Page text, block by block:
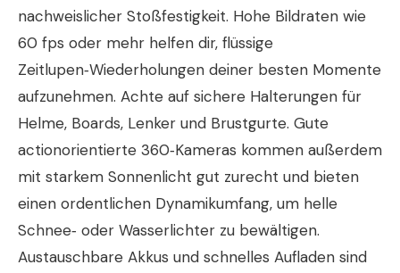
nachweislicher Stoßfestigkeit. Hohe Bildraten wie
60 fps oder mehr helfen dir, flüssige
Zeitlupen‑Wiederholungen deiner besten Momente
aufzunehmen. Achte auf sichere Halterungen für
Helme, Boards, Lenker und Brustgurte. Gute
actionorientierte 360‑Kameras kommen außerdem
mit starkem Sonnenlicht gut zurecht und bieten
einen ordentlichen Dynamikumfang, um helle
Schnee‑ oder Wasserlichter zu bewältigen.
Austauschbare Akkus und schnelles Aufladen sind